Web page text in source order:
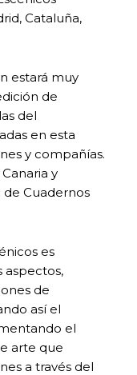
Cataluña,
estará muy
de
del
en esta
y compañías.
y
de Cuadernos
es
aspectos,
de
así el
el
arte que
a través del